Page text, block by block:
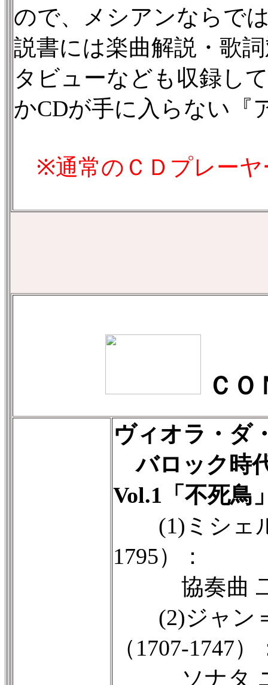
ので、メシアンならで
説書には楽曲解説・歌
タビューなども収録し
かCDが手に入らない『
※通常のＣＤプレー
Ｃ
ヴィオラ・ダ
バロック時
Vol.1「不死鳥
(1)ミシェル
1795）：
協奏曲 二
(2)ジャン＝
（1707-1747）
ソナタ